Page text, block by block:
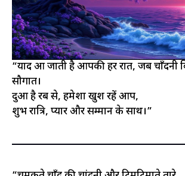
“याद आ जाती है आपकी हर रात, जब चाँदनी
सौगात।
दुआ है रब से, हमेशा खुश रहें आप,
शुभ रात्रि, प्यार और सम्मान के साथ।”